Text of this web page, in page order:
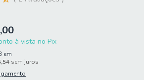
à vista no Pix
em
sem juros